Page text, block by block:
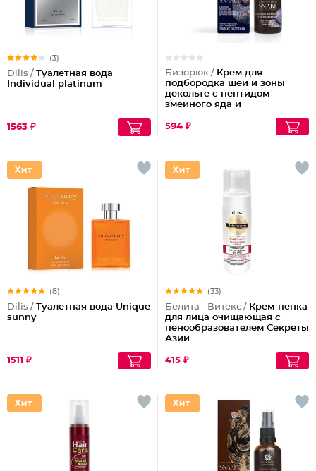
(3)
Dilis / Туалетная вода
Individual platinum
1563 ₽
Бизорюк / Крем для
подбородка шеи и зоны
декольте с пептидом
змеиного яда и
594 ₽
(8)
Dilis / Туалетная вода Unique
sunny
1511 ₽
(33)
Белита - Витекс / Крем-пенка
для лица очищающая с
пенообразователем Секреты
Азии
415 ₽